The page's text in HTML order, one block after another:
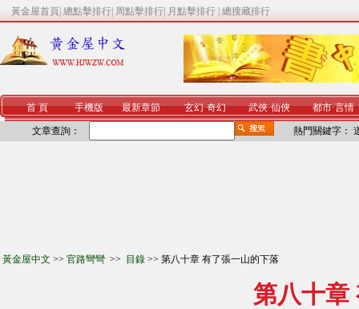
黃金屋首頁 總點擊排行 周點擊排行 月點擊排行 總搜藏排行
首 頁 手機版 最新章節 玄幻·奇幻 武俠·仙俠 都市·言情
文章查詢： 熱門關鍵字：
黃金屋中文 >> 官路彎彎 >> 目錄 >> 第八十章 有了張一山的下落
第八十章